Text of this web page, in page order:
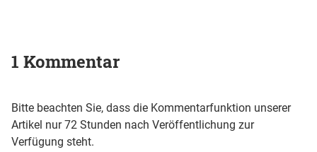
1 Kommentar
Bitte beachten Sie, dass die Kommentarfunktion unserer
Artikel nur 72 Stunden nach Veröffentlichung zur
Verfügung steht.